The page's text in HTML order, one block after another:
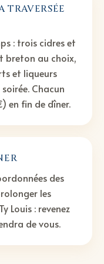
: trois cidres et
breton au choix,
et liqueurs
Chacun
en fin de dîner.
des
les
Louis : revenez
de vous.